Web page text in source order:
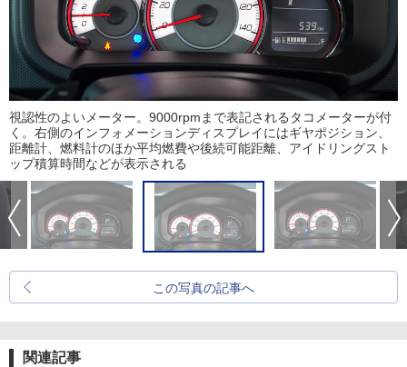
視認性のよいメーター。9000rpmまで表記されるタコメーターが付
く。右側のインフォメーションディスプレイにはギヤポジション、
距離計、燃料計のほか平均燃費や後続可能距離、アイドリングスト
ップ積算時間などが表示される
この写真の記事へ
関連記事